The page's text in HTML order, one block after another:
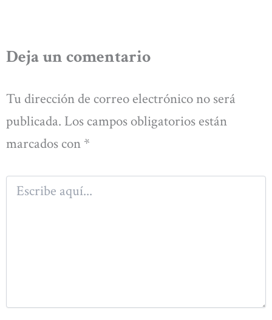
Deja un comentario
Tu dirección de correo electrónico no será
publicada. Los campos obligatorios están
marcados con *
Escribe
aquí...